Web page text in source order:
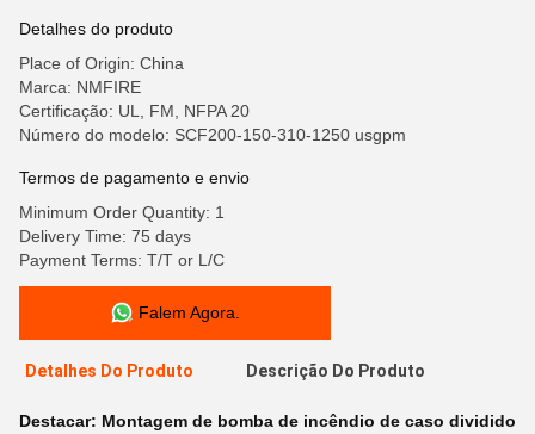
Detalhes do produto
Place of Origin: China
Marca: NMFIRE
Certificação: UL, FM, NFPA 20
Número do modelo: SCF200-150-310-1250 usgpm
Termos de pagamento e envio
Minimum Order Quantity: 1
Delivery Time: 75 days
Payment Terms: T/T or L/C
Falem Agora.
Detalhes Do Produto Descrição Do Produto
Destacar: Montagem de bomba de incêndio de caso dividido